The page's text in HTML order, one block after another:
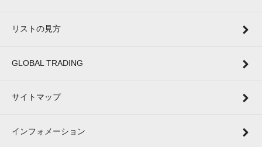
リストの見方
GLOBAL TRADING
サイトマップ
インフォメーション